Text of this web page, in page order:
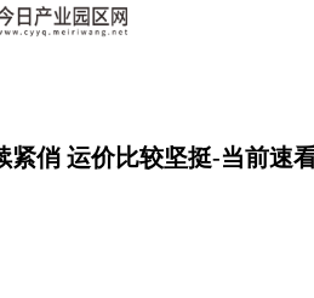
紧俏 运价比较坚挺-当前速